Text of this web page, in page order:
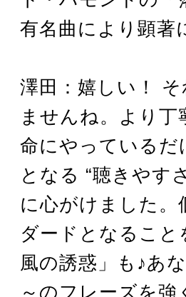
有名曲により顕著
澤田：嬉しい！
ませんね。より
命にやっているだ
となる “聴きやす
に心がけました。
ダードとなるこ
風の誘惑」も♪あ
～のフレーズを